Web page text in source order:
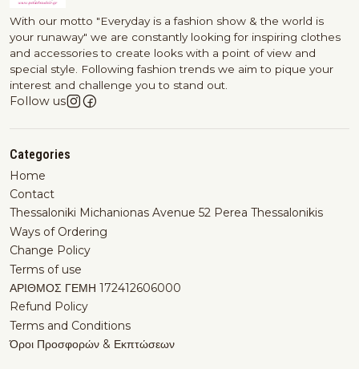
With our motto "Everyday is a fashion show & the world is
your runaway" we are constantly looking for inspiring clothes
and accessories to create looks with a point of view and
special style. Following fashion trends we aim to pique your
interest and challenge you to stand out.
Follow us
Categories
Home
Contact
Thessaloniki Michanionas Avenue 52 Perea Thessalonikis
Ways of Ordering
Change Policy
Terms of use
ΑΡΙΘΜΟΣ ΓΕΜΗ 172412606000
Refund Policy
Terms and Conditions
Όροι Προσφορών & Εκπτώσεων